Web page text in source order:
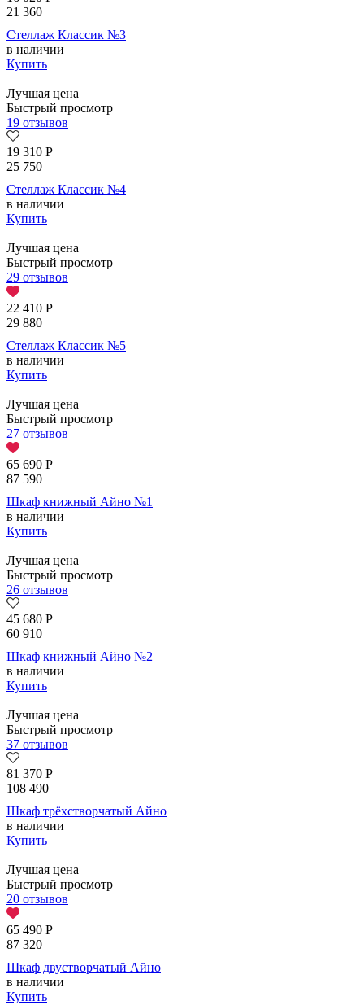
21 360
Стеллаж Классик №3
в наличии
Купить
Лучшая цена
Быстрый просмотр
19 отзывов
19 310 Р
25 750
Стеллаж Классик №4
в наличии
Купить
Лучшая цена
Быстрый просмотр
29 отзывов
22 410 Р
29 880
Стеллаж Классик №5
в наличии
Купить
Лучшая цена
Быстрый просмотр
27 отзывов
65 690 Р
87 590
Шкаф книжный Айно №1
в наличии
Купить
Лучшая цена
Быстрый просмотр
26 отзывов
45 680 Р
60 910
Шкаф книжный Айно №2
в наличии
Купить
Лучшая цена
Быстрый просмотр
37 отзывов
81 370 Р
108 490
Шкаф трёхстворчатый Айно
в наличии
Купить
Лучшая цена
Быстрый просмотр
20 отзывов
65 490 Р
87 320
Шкаф двустворчатый Айно
в наличии
Купить